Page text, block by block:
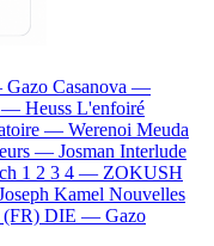
Gazo Casanova —
— Heuss L'enfoiré
— Werenoi Meuda
— Josman Interlude
1 2 3 4 — ZOKUSH
Kamel Nouvelles
(FR) DIE — Gazo